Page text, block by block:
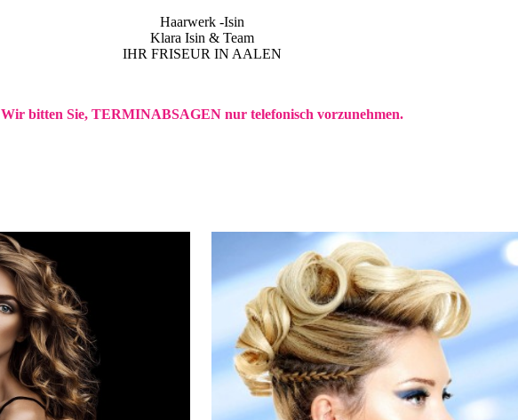
Haarwerk -Isin
Klara Isin & Team
IHR FRISEUR IN AALEN
Wir bitten Sie, TERMINABSAGEN nur telefonisch vorzunehmen.